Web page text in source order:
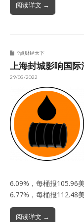
阅读详文 →
9点财经天下
上海封城影响国
29/03/2022
6.09%，每桶报105.96
6.77%，每桶报112.48美
阅读详文 →